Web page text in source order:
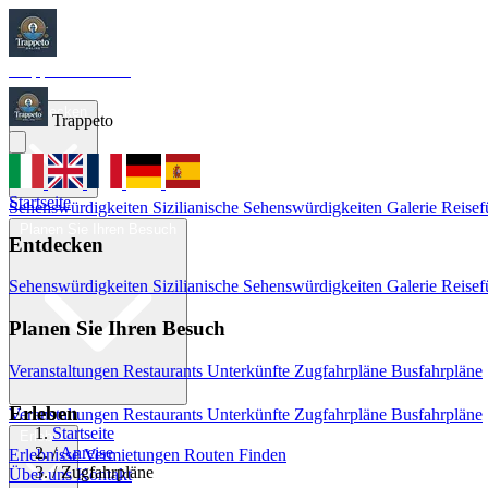
Startseite
Sehenswürdigkeiten Sizilianische Sehenswürdigkeiten Galerie
Veranstaltungen Restaurants Unterkünfte Zugfahrpläne Busfahrpläne
Erleben
Trappeto
Startseite
Entdecken
Sehenswürdigkeiten Sizilianische Sehenswürdigkeiten Galerie
Planen Sie Ihren Besuch
Veranstaltungen Restaurants Unterkünfte Zugfahrpläne Busfahrpläne
Erleben
Erlebnisse Vermietungen Routen Finden
Über uns Kontakt
Startseite
/Anreise
/ Zugfahrpläne